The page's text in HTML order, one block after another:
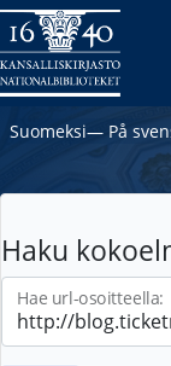
Suomeksi― På
Haku
Hae url-osoitteella: